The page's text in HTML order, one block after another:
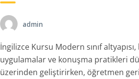
admin
İngilizce Kursu Modern sınıf
uygulamalar ve konuşma pratikleri
üzerinden geliştirirken, öğretmen